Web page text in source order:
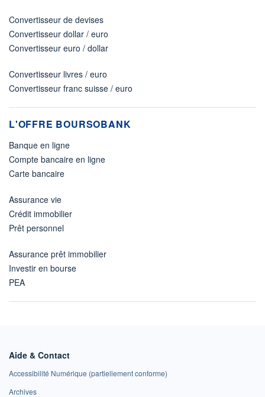
Convertisseur de devises
Convertisseur dollar / euro
Convertisseur euro / dollar
Convertisseur livres / euro
Convertisseur franc suisse / euro
L'OFFRE BOURSOBANK
Banque en ligne
Compte bancaire en ligne
Carte bancaire
Assurance vie
Crédit immobilier
Prêt personnel
Assurance prêt immobilier
Investir en bourse
PEA
Aide & Contact
Accessibilité Numérique (partiellement conforme)
Archives